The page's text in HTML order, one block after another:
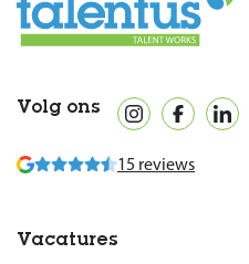
Volg ons
15 reviews
Vacatures